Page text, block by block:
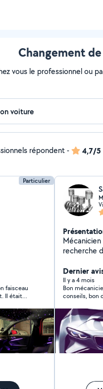
Changement
vous le professionnel
répondent- 4,7/5
Particulier
faisceau
Il était
Mécanicien automobile.
recherche
Dernier
Il y a 4 mois
Bon
conseils, bon